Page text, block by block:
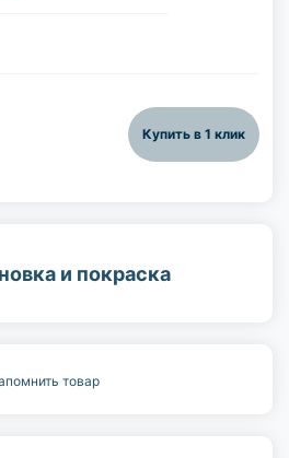
Купить в 1 клик
и покраска
товар